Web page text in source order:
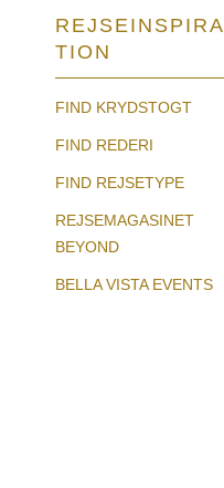
REJSEINSPIRA
TION
FIND KRYDSTOGT
FIND REDERI
FIND REJSETYPE
REJSEMAGASINET
BEYOND
BELLA VISTA EVENTS